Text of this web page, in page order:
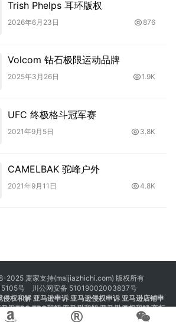
Trish Phelps 耳环版权
2026年6月23日 876
Volcom 钻石极限运动品牌
2025年3月26日 1.9K
UFC 终极格斗冠军赛
2021年9月5日 3.8K
CAMELBAK 驼峰户外
2021年9月11日 4.8K
2025 麦家支持(maijiazhichi.com) 版权所有
号
川公网安备 51019002003837号
侵权和解 亚马逊申诉 亚马逊侵权申诉 亚马逊店铺申
逊TRO TRO和解 亚马逊和解 亚马逊侵权和解商标
注册 专利注册 版权注册